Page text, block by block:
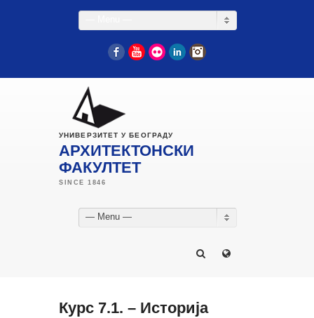
FacebookYouTube
Flickr LinkedIn
УНИВЕРЗИТЕТ У БЕОГРАДУ
АРХИТЕКТОНСКИ
ФАКУЛТЕТ
— Menu —
Курс 7.1. – Историја